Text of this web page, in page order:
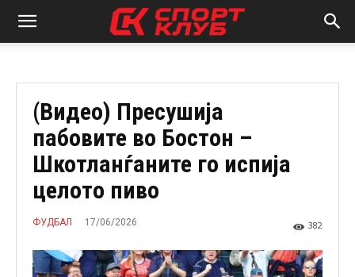
(Видео) Пресушија
пабовите во Бостон –
Шкотланѓаните го испија
целото пиво
ФУДБАЛ 17/06/2026 382